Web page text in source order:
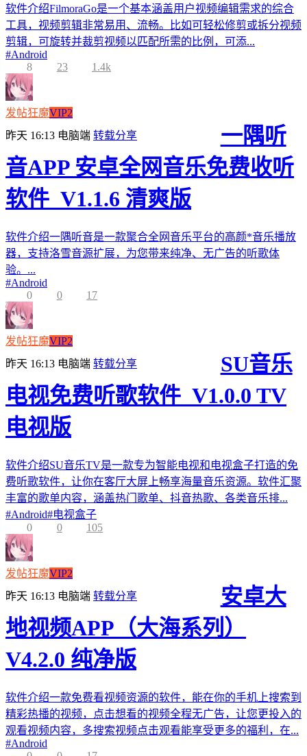
软件介绍FilmoraGo是一个基本涵盖用户视频编辑需求的综合
工具，视频剪辑非常易用、流畅。比如可轻松修剪或拆分视频
剪辑，可旋转并裁剪视频以匹配所需的比例，可添...
#Android
8
23 1.4k
发帖狂魔VIP2
昨天 16:13 电脑端 转载分享
一隅听
音APP 安卓全网音乐免费收听
软件_V1.1.6 清爽版
软件介绍一隅听音是一款聚合全网音乐平台的高颜*音乐播放
器，支持洛雪音源扩展，为您带来纯净、无广告的听歌体
验。...
#Android
0
0 17
发帖狂魔VIP2
昨天 16:13 电脑端 转载分享
SU音乐
电视免费听歌软件_V1.0.0 TV
电视版
软件介绍SU音乐TV是一款专为智能电视和电视盒子打造的免
费听歌软件，让你在客厅大屏上畅享海量音乐资源。软件汇聚
丰富的歌单内容，涵盖热门歌单、抖音热歌、各类音乐排...
#Android#电视盒子
0
0 105
发帖狂魔VIP2
昨天 16:13 电脑端 转载分享
安卓大
地视频APP（大海系列）
V4.2.0 纯净版
软件介绍一款免费看视频资源的软件，能在你的手机上搜索到
精彩热播的视频，点击想看的视频全程无广告，让您更投入的
观看视频内容，多搜索视频点击观看能享受更多的福利，在...
#Android